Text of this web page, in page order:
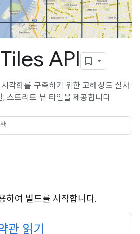
API
각화를 구축하기 위한 고해상도 실사
스트리트 뷰 타일을 제공합니다.
하여 빌드를 시작합니다.
관 읽기